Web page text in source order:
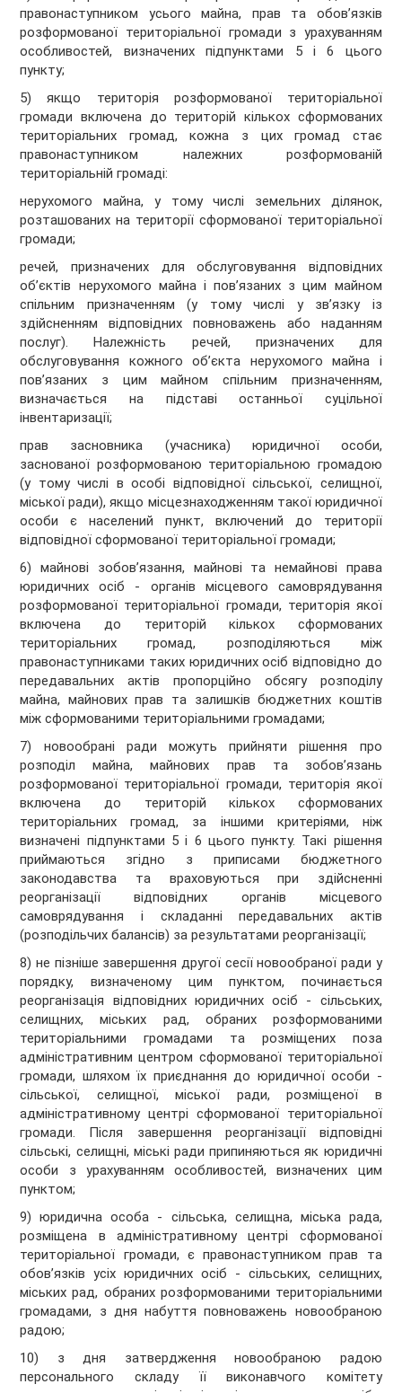
правонаступником усього майна, прав та обов’язків
розформованої територіальної громади з урахуванням
особливостей, визначених підпунктами 5 і 6 цього
пункту;
5) якщо територія розформованої територіальної
громади включена до територій кількох сформованих
територіальних громад, кожна з цих громад стає
правонаступником належних розформованій
територіальній громаді:
нерухомого майна, у тому числі земельних ділянок,
розташованих на території сформованої територіальної
громади;
речей, призначених для обслуговування відповідних
об’єктів нерухомого майна і пов’язаних з цим майном
спільним призначенням (у тому числі у зв’язку із
здійсненням відповідних повноважень або наданням
послуг). Належність речей, призначених для
обслуговування кожного об’єкта нерухомого майна і
пов’язаних з цим майном спільним призначенням,
визначається на підставі останньої суцільної
інвентаризації;
прав засновника (учасника) юридичної особи,
заснованої розформованою територіальною громадою
(у тому числі в особі відповідної сільської, селищної,
міської ради), якщо місцезнаходженням такої юридичної
особи є населений пункт, включений до території
відповідної сформованої територіальної громади;
6) майнові зобов’язання, майнові та немайнові права
юридичних осіб - органів місцевого самоврядування
розформованої територіальної громади, територія якої
включена до територій кількох сформованих
територіальних громад, розподіляються між
правонаступниками таких юридичних осіб відповідно до
передавальних актів пропорційно обсягу розподілу
майна, майнових прав та залишків бюджетних коштів
між сформованими територіальними громадами;
7) новообрані ради можуть прийняти рішення про
розподіл майна, майнових прав та зобов’язань
розформованої територіальної громади, територія якої
включена до територій кількох сформованих
територіальних громад, за іншими критеріями, ніж
визначені підпунктами 5 і 6 цього пункту. Такі рішення
приймаються згідно з приписами бюджетного
законодавства та враховуються при здійсненні
реорганізації відповідних органів місцевого
самоврядування і складанні передавальних актів
(розподільчих балансів) за результатами реорганізації;
8) не пізніше завершення другої сесії новообраної ради у
порядку, визначеному цим пунктом, починається
реорганізація відповідних юридичних осіб - сільських,
селищних, міських рад, обраних розформованими
територіальними громадами та розміщених поза
адміністративним центром сформованої територіальної
громади, шляхом їх приєднання до юридичної особи -
сільської, селищної, міської ради, розміщеної в
адміністративному центрі сформованої територіальної
громади. Після завершення реорганізації відповідні
сільські, селищні, міські ради припиняються як юридичні
особи з урахуванням особливостей, визначених цим
пунктом;
9) юридична особа - сільська, селищна, міська рада,
розміщена в адміністративному центрі сформованої
територіальної громади, є правонаступником прав та
обов’язків усіх юридичних осіб - сільських, селищних,
міських рад, обраних розформованими територіальними
громадами, з дня набуття повноважень новообраною
радою;
10) з дня затвердження новообраною радою
персонального складу її виконавчого комітету